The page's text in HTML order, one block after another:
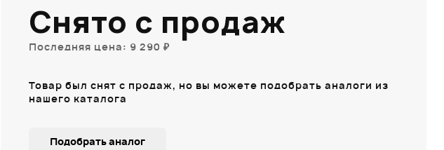
Снято с продаж
Последняя цена: 9 290 ₽
Товар был снят с продаж, но вы можете подобрать аналоги из
нашего каталога
Подобрать аналог